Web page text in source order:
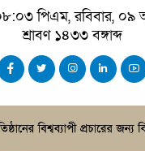
পিএম, রবিবার, ০৯
শ্রাবণ ১৪৩৩ বঙ্গাব্দ